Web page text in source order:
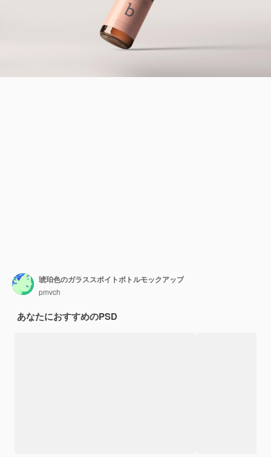
琥珀色のガラススポイトボトルモックアップ
pmvch
あなたにおすすめのPSD